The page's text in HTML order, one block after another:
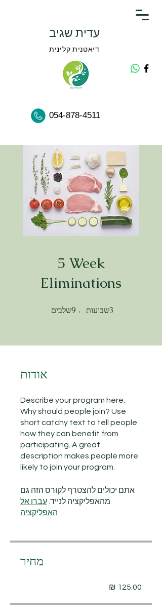
דיאטנית קלינית
054-878-4511
5 Week
Eliminations
3שבועות 9שלבים
אודות
Describe your program here.
Why should people join? Use
short catchy text to tell people
how they can benefit from
participating. A great
description makes people more
likely to join your program.
אתם יכולים להצטרף לקורס הזה גם
מהאפליקציה לנייד. עברו אל
האפליקציה
מחיר